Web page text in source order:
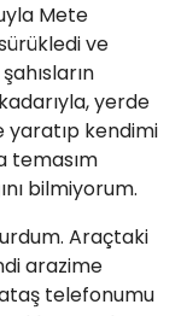
Mete
ve
yerde
yaratıp kendimi
temasım
bilmiyorum.
Araçtaki
arazime
telefonumu